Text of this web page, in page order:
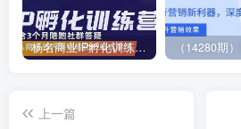
杨名商业IP孵化训练营，从商业到内容到转化一站式学 价值5980元
上一篇